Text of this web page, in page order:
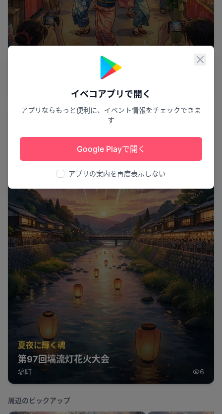
閉じ
イベコアプリで開く
アプリならもっと便利に、イベント情報をチェックできま
す
Google Playで開く
アプリの案内を再度表示しない
夏夜に輝く魂
第97回塙流灯花火大会
塙町 6
周辺のピックアップ